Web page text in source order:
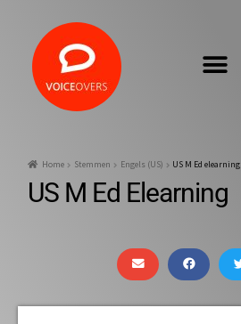
Home Stemmen Engels (US) US M Ed elearning
US M Ed Elearning